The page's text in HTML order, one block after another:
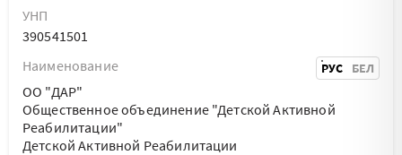
УНП
390541501
Наименование
РУС БЕЛ
ОО "ДАР"
Общественное объединение "Детской Активной
Реабилитации"
Детской Активной Реабилитации